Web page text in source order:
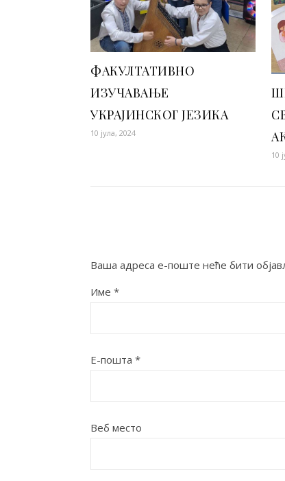
ФАКУЛТАТИВНО
ИЗУЧАВАЊЕ
УКРАЈИНСКОГ ЈЕЗИКА
10 јула, 2024
10
Ваша адреса е-поште неће бити
Име *
Е-пошта *
Веб место